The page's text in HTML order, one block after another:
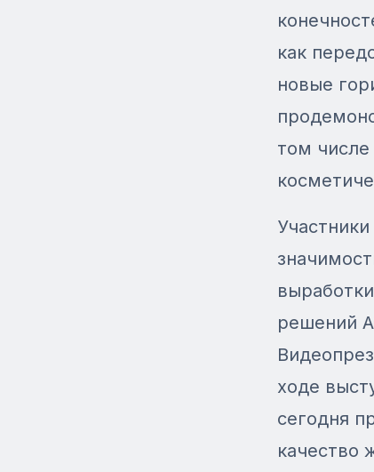
как
новые
том
решений
ходе
сегодня
качество